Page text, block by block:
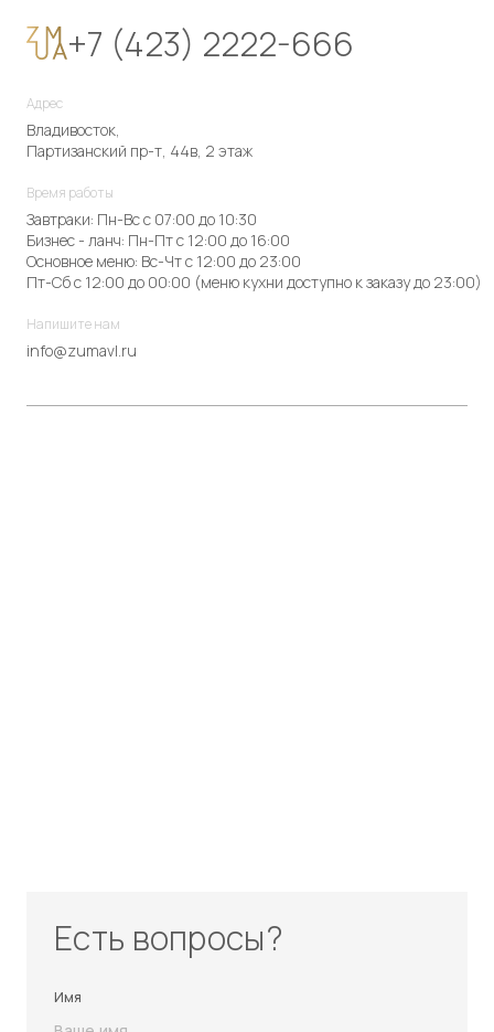
+7 (423) 2222-666
Адрес
Владивосток,
Партизанский пр-т, 44в, 2 этаж
Время работы
Завтраки: Пн-Вс с 07:00 до 10:30
Бизнес - ланч: Пн-Пт с 12:00 до 16:00
Основное меню: Вс-Чт с 12:00 до 23:00
Пт-Сб с 12:00 до 00:00 (меню кухни доступно к заказу до 23:00)
Напишите нам
info@zumavl.ru
Есть вопросы?
Имя